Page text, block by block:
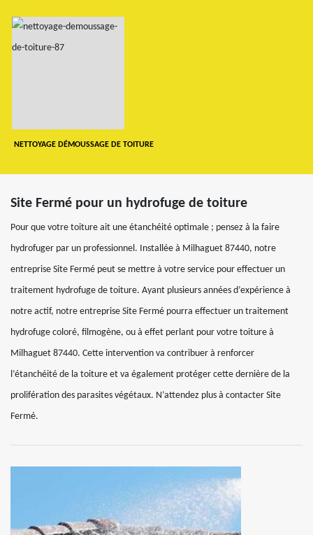
NETTOYAGE DÉMOUSSAGE DE TOITURE
Site Fermé pour un hydrofuge de toiture
Pour que votre toiture ait une étanchéité optimale ; pensez à la faire
hydrofuger par un professionnel. Installée à Milhaguet 87440, notre
entreprise Site Fermé peut se mettre à votre service pour effectuer un
traitement hydrofuge de toiture. Ayant plusieurs années d’expérience à
notre actif, notre entreprise Site Fermé pourra effectuer un traitement
hydrofuge coloré, filmogène, ou à effet perlant pour votre toiture à
Milhaguet 87440. Cette intervention va contribuer à renforcer
l’étanchéité de la toiture et va également protéger cette dernière de la
prolifération des parasites végétaux. N’attendez plus à contacter Site
Fermé.